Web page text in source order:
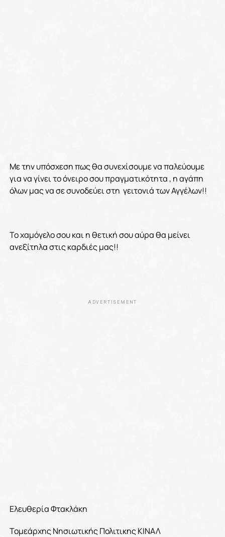
Με την υπόσχεση πως θα συνεχίσουμε να παλεύουμε
για να γίνει το όνειρο σου πραγματικότητα , η αγάπη
όλων μας να σε συνοδεύει στη γειτονιά των Αγγέλων!!
Το χαμόγελο σου και η θετική σου αύρα θα μείνει
ανεξίτηλα στις καρδιές μας!!
ADVERTISEMENT
Ελευθερία Φτακλάκη
Τομεάρχης Νησιωτικής Πολιτικης ΚΙΝΑΛ